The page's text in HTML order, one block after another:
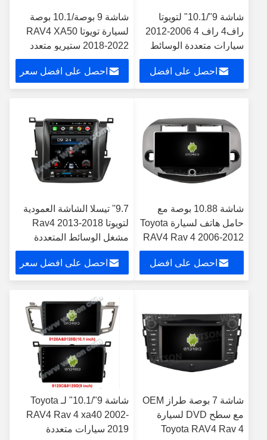
شاشة 9"/10.1" لتويوتا
راف4 راف 4 2006-2012
سيارات متعددة الوسائط
ستيريو
احصل على افضل
شاشة 9 بوصة/10.1 بوصة
لسيارة تويوتا RAV4 XA50
2018-2022 ستيريو متعدد
الوسائط للسيارة
احصل على افضل سعر
شاشة 10.88 بوصة مع
حامل هاتف لسيارة Toyota
RAV4 Rav 4 2006-2012
ستيريو الوسائط المتعددة
احصل على افضل
9.7'' تيسلا الشاشة العمودية
لتويوتا Rav4 2013-2018
مشغل الوسائط المتعددة
للسيارات الروبوت
احصل على افضل سعر
شاشة 7 بوصة طراز OEM
مع سطح DVD لسيارة
Toyota RAV4 Rav 4
شاشة 9"/10.1" لـ Toyota
RAV4 Rav 4 xa40 2002-
2019 سيارات متعددة